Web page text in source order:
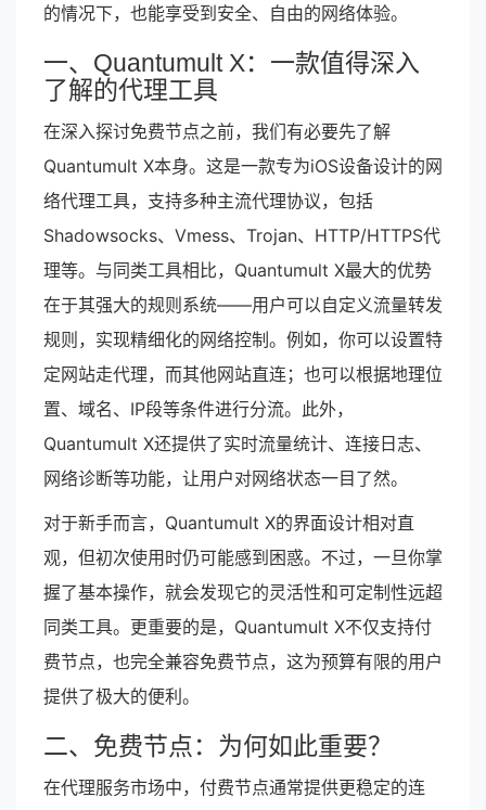
的情况下，也能享受到安全、自由的网络体验。
一、Quantumult X：一款值得深入
了解的代理工具
在深入探讨免费节点之前，我们有必要先了解
Quantumult X本身。这是一款专为iOS设备设计的网
络代理工具，支持多种主流代理协议，包括
Shadowsocks、Vmess、Trojan、HTTP/HTTPS代
理等。与同类工具相比，Quantumult X最大的优势
在于其强大的规则系统——用户可以自定义流量转发
规则，实现精细化的网络控制。例如，你可以设置特
定网站走代理，而其他网站直连；也可以根据地理位
置、域名、IP段等条件进行分流。此外，
Quantumult X还提供了实时流量统计、连接日志、
网络诊断等功能，让用户对网络状态一目了然。
对于新手而言，Quantumult X的界面设计相对直
观，但初次使用时仍可能感到困惑。不过，一旦你掌
握了基本操作，就会发现它的灵活性和可定制性远超
同类工具。更重要的是，Quantumult X不仅支持付
费节点，也完全兼容免费节点，这为预算有限的用户
提供了极大的便利。
二、免费节点：为何如此重要？
在代理服务市场中，付费节点通常提供更稳定的连